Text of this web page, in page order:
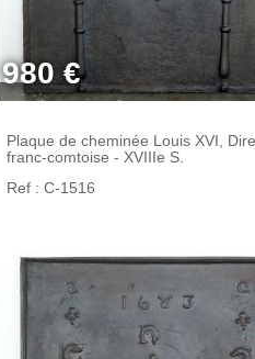
980 €
Plaque de cheminée Louis XVI,
franc-comtoise - XVIIIe S.
Ref : C-1516